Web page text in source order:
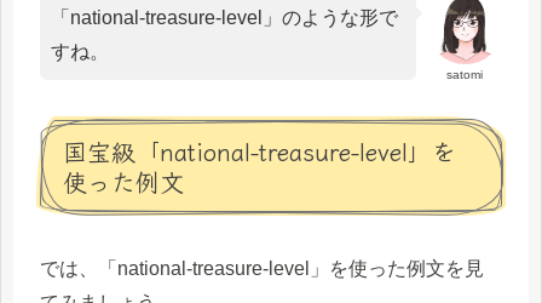
satomi
「national-treasure-level」のような形で
すね。
国宝級「national-treasure-level」を
使った例文
では、「national-treasure-level」を使った例文を見